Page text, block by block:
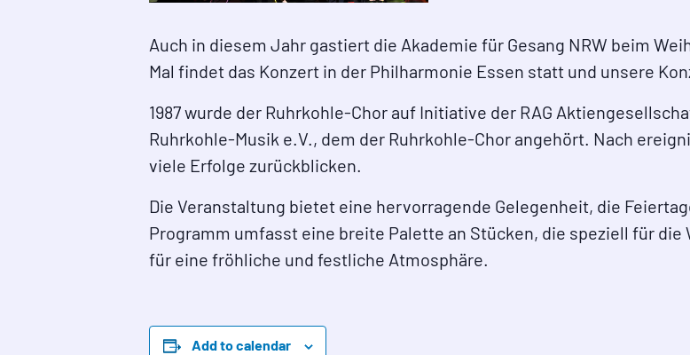
Auch in diesem Jahr gastiert die Akademie für Gesang NRW beim
Mal findet das Konzert in der Philharmonie Essen statt und unsere
1987 wurde der Ruhrkohle-Chor auf Initiative der RAG
Ruhrkohle-Musik e.V., dem der Ruhrkohle-Chor angehört. Nach
viele Erfolge zurückblicken.
Die Veranstaltung bietet eine hervorragende Gelegenheit, die
Programm umfasst eine breite Palette an Stücken, die speziell für
für eine fröhliche und festliche Atmosphäre.
Add to calendar